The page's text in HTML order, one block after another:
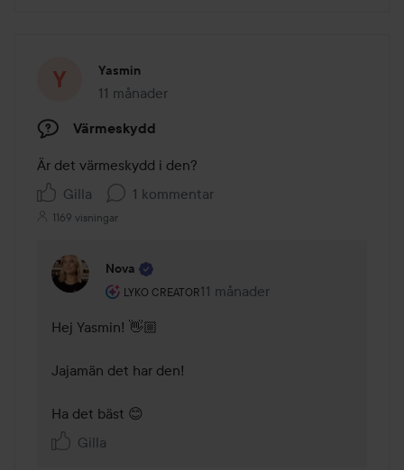
Yasmin
11 månader
Inlägget skapades 11 månader
Värmeskydd
Är det värmeskydd i den?
Gilla
1 kommentar
1169 visningar
Nova
LYKO CREATOR
Användarens roll: Lyko Creator.
11 månader
Kommentaren lades 11 månader
Hej Yasmin! 👋🏼
Jajamän det har den!
Ha det bäst 😊
Gilla